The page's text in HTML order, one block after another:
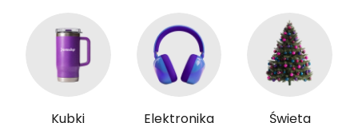
Kubki
Elektronika Święta